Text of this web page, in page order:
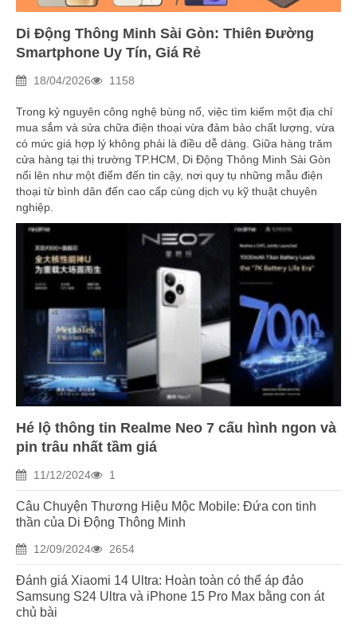
Di Động Thông Minh Sài Gòn: Thiên Đường
Smartphone Uy Tín, Giá Rẻ
18/04/2026 1158
Trong kỷ nguyên công nghệ bùng nổ, việc tìm kiếm một địa chỉ
mua sắm và sửa chữa điện thoại vừa đảm bảo chất lượng, vừa
có mức giá hợp lý không phải là điều dễ dàng. Giữa hàng trăm
cửa hàng tại thị trường TP.HCM, Di Động Thông Minh Sài Gòn
nổi lên như một điểm đến tin cậy, nơi quy tụ những mẫu điện
thoại từ bình dân đến cao cấp cùng dịch vụ kỹ thuật chuyên
nghiệp.
Hé lộ thông tin Realme Neo 7 cấu hình ngon và
pin trâu nhất tầm giá
11/12/2024 1
Câu Chuyện Thương Hiệu Mộc Mobile: Đứa con tinh
thần của Di Động Thông Minh
12/09/2024 2654
Đánh giá Xiaomi 14 Ultra: Hoàn toàn có thể áp đảo
Samsung S24 Ultra và iPhone 15 Pro Max bằng con át
chủ bài